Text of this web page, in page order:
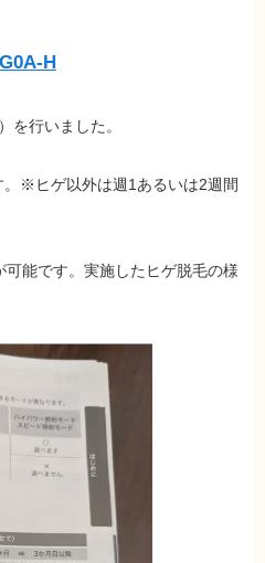
H
を行いました。
。※ヒゲ以外は週1あるいは2週間
能です。実施したヒゲ脱毛の様